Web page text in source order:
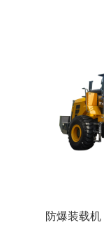
防爆装载机